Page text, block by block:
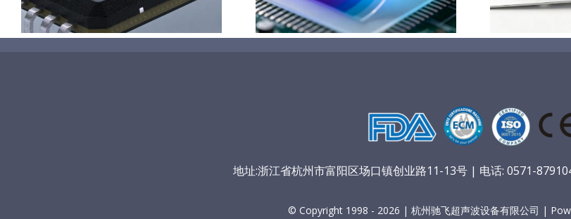
地址:浙江省杭州市富阳区场口镇创业路11-13号 | 电话: 0571-
© Copyright 1998 - 2026 | 杭州驰飞超声波设备有限公司 |